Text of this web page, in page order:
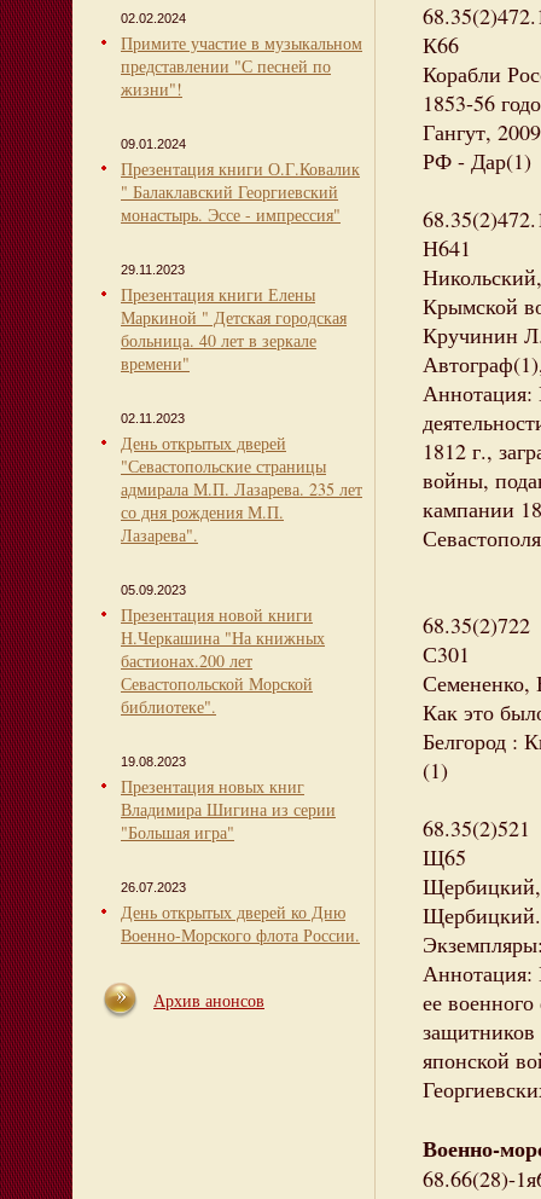
02.02.2024
Примите участие в музыкальном
представлении "С песней по
жизни"!
09.01.2024
Презентация книги О.Г.Ковалик
" Балаклавский Георгиевский
монастырь. Эссе - импрессия"
29.11.2023
Презентация книги Елены
Маркиной " Детская городская
больница. 40 лет в зеркале
времени"
02.11.2023
День открытых дверей
"Севастопольские страницы
адмирала М.П. Лазарева. 235 лет
со дня рождения М.П.
Лазарева".
05.09.2023
Презентация новой книги
Н.Черкашина "На книжных
бастионах.200 лет
Севастопольской Морской
библиотеке".
19.08.2023
Презентация новых книг
Владимира Шигина из серии
"Большая игра"
26.07.2023
День открытых дверей ко Дню
Военно-Морского флота России.
Архив анонсов
К66
Корабли
1853-56
Гангут,
РФ - Дар(1)
Н641
Крымской
Кручинин
Аннотация:
1812 г.,
войны,
кампании
68.35(2)722
С301
Семененко,
Как это
Белгород :
(1)
68.35(2)521
Щ65
Аннотация:
ее
японской
Военно-
68.66(28)-